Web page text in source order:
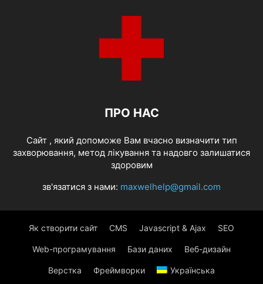
ПРО НАС
Cайт , який допоможе Вам вчасно визначити тип
захворювання, метод лікування та надовго залишатися
здоровим
зв'язатися з нами: maxwelhelp@gmail.com
Як створити сайт CMS Javascript & Ajax SEO
Web-програмування Бази даних Веб-дизайн
Верстка Фреймворки Українська